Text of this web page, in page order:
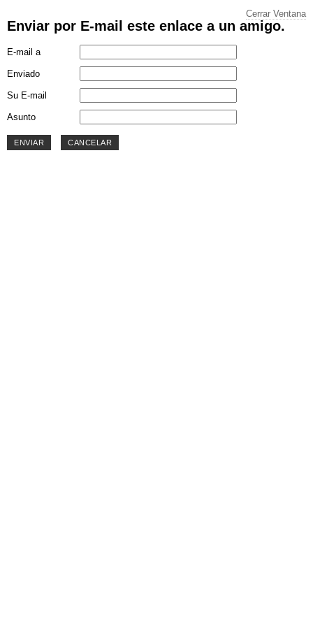
Enviar por E-mail este enlace a un amigo.
Cerrar Ventana
E-mail a
Enviado
Su E-mail
Asunto
ENVIAR CANCELAR